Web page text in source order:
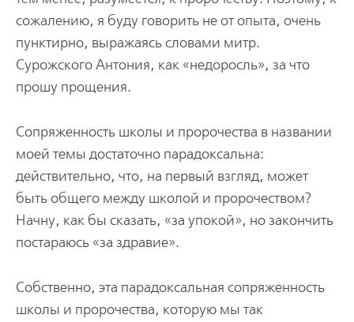
сожалению, я буду говорить не от опыта, очень
пунктирно, выражаясь словами митр.
Сурожского Антония, как «недоросль», за что
прошу прощения.
Сопряженность школы и пророчества в названии
моей темы достаточно парадоксальна:
действительно, что, на первый взгляд, может
быть общего между школой и пророчеством?
Начну, как бы сказать, «за упокой», но закончить
постараюсь «за здравие».
Собственно, эта парадоксальная сопряженность
школы и пророчества, которую мы так